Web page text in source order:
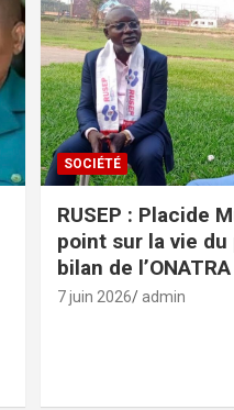
SOCIÉTÉ
RUSEP : Placide
point sur la vie
bilan de l’ONATRA
7 juin 2026 admin